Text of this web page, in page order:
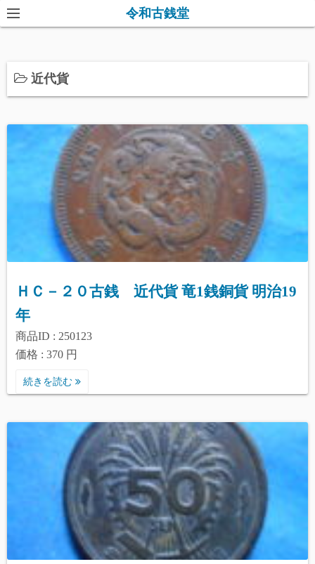
コ
ン
ン
へ
令和古銭堂
近代貨
ＨＣ－２０古銭 近代貨 竜1銭銅貨 明治19
年
商品ID : 250123
価格 : 370 円
続きを読む